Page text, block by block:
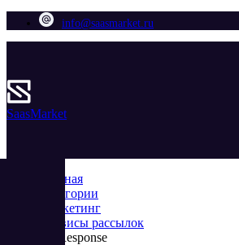
info@saasmarket.ru
SaasMarket
Главная
Категории
Маркетинг
Сервисы рассылок
GetResponse